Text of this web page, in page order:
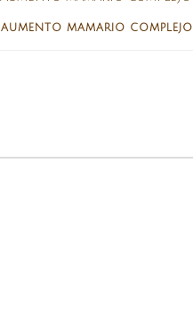
AUMENTO MAMARIO COMPLEJO